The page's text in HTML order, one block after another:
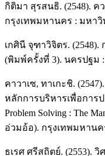
กิติมา สุรสนธิ. (2548).
กรุงเทพมหานคร : มหา
เกศินี จุฑาวิจิตร.
(พิมพ์ครั้งที่ 3). นครปฐม
คาวาเซ, ทาเกะชิ.
หลักการบริหารเพื่อการป
Problem Solving : The
อ่วมอ้อ). กรุงเทพมหานค
ธเรศ ศรีสถิตย์. (2553).